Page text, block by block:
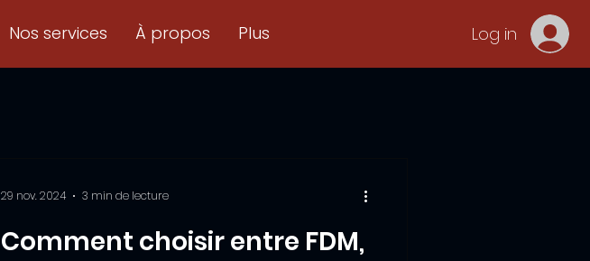
Nos services À propos Plus Log in
Comment choisir entre FDM,
29 nov. 2024 3 min de lecture